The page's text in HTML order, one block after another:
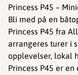
Princess P45 –
Bli med på en
Princess P45 fra
arrangeres turer i
opplevelser, lokal
Princess P45 er